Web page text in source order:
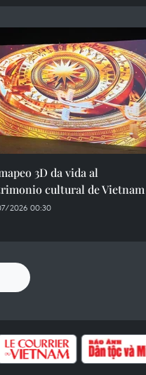
3D da vida al
cultural de Vietnam
2026 00:30